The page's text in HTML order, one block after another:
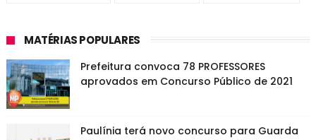
MATÉRIAS POPULARES
Prefeitura convoca 78 PROFESSORES
aprovados em Concurso Público de 2021
Paulínia terá novo concurso para Guarda